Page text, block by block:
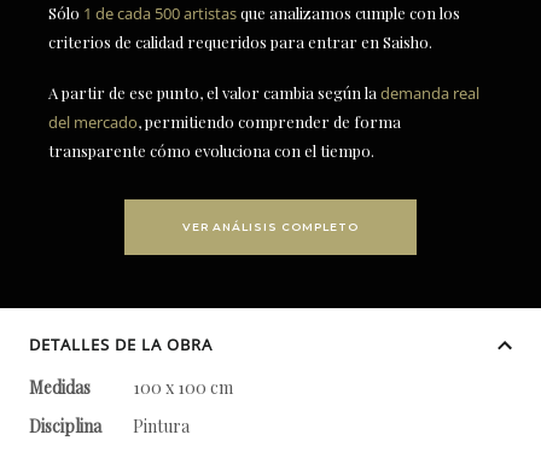
Sólo 1 de cada 500 artistasque analizamos cumple con los
criterios de calidad requeridos para entrar en Saisho.
A partir de ese punto, el valor cambia según la demanda real
del mercado, permitiendo comprender de forma
transparente cómo evoluciona con el tiempo.
VER ANÁLISIS COMPLETO
DETALLES DE LA OBRA
Medidas
100 x 100 cm
Disciplina
Pintura